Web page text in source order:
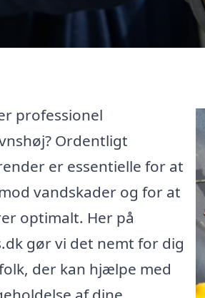
professionel
Ordentligt
er essentielle for at
vandskader og for at
optimalt. Her på
gør vi det nemt for dig
der kan hjælpe med